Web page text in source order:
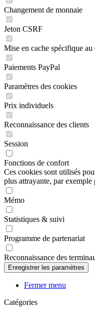
Changement de monnaie
Jeton CSRF
Mise en cache spécifique au
Paiements PayPal
Paramètres des cookies
Prix individuels
Reconnaissance des clients
Session
Fonctions de confort
Ces cookies sont utilisés
plus attrayante, par
Mémo
Statistiques & suivi
Programme de partenariat
Reconnaissance des
Fermer menu
Catégories